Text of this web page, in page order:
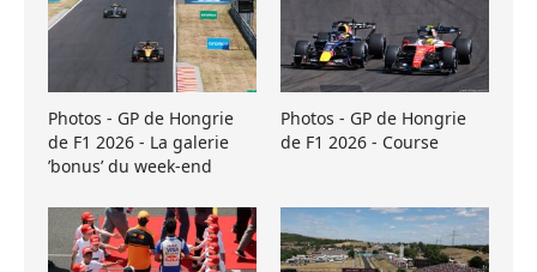
Photos - GP de Hongrie
de F1 2026 - La galerie
’bonus’ du week-end
Photos - GP de Hongrie
de F1 2026 - Course